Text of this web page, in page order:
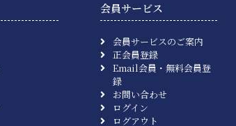
会員サービス
会員サービスのご案内
正会員登録
Email会員・無料会員登
録
お問い合わせ
ログイン
ログアウト